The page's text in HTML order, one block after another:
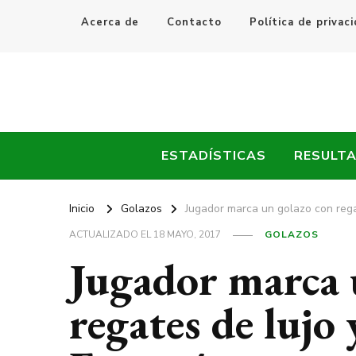
Acerca de Contacto Política de
Every Fútbol
ESTADÍSTICAS
Inicio Golazos Jugador marca un golazo con
ACTUALIZADO EL18 MAYO, 2017 GOLAZOS
Jugador
regates de